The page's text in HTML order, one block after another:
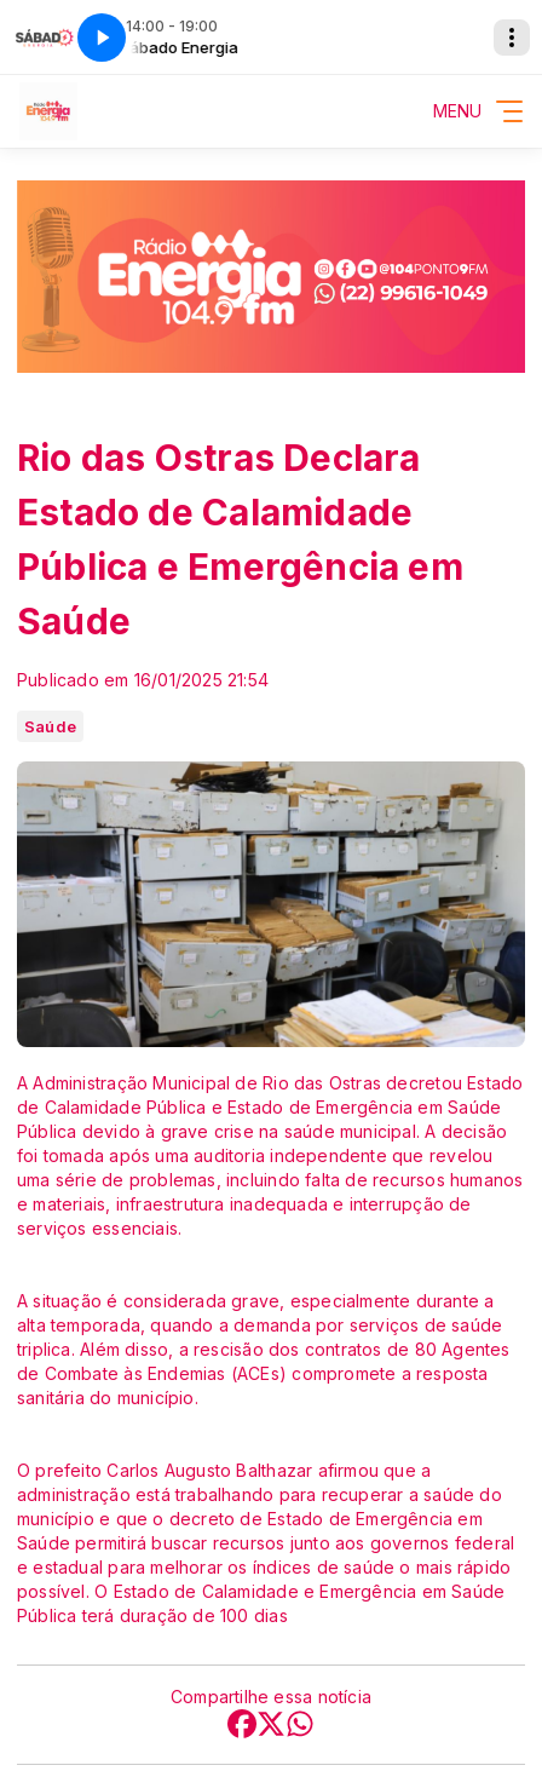
14:00 - 19:00
Sábado Energia
MENU
Rio das Ostras Declara
Estado de Calamidade
Pública e Emergência em
Saúde
Publicado em 16/01/2025 21:54
Saúde
A Administração Municipal de Rio das Ostras decretou Estado
de Calamidade Pública e Estado de Emergência em Saúde
Pública devido à grave crise na saúde municipal. A decisão
foi tomada após uma auditoria independente que revelou
uma série de problemas, incluindo falta de recursos humanos
e materiais, infraestrutura inadequada e interrupção de
serviços essenciais.
A situação é considerada grave, especialmente durante a
alta temporada, quando a demanda por serviços de saúde
triplica. Além disso, a rescisão dos contratos de 80 Agentes
de Combate às Endemias (ACEs) compromete a resposta
sanitária do município.
O prefeito Carlos Augusto Balthazar afirmou que a
administração está trabalhando para recuperar a saúde do
município e que o decreto de Estado de Emergência em
Saúde permitirá buscar recursos junto aos governos federal
e estadual para melhorar os índices de saúde o mais rápido
possível. O Estado de Calamidade e Emergência em Saúde
Pública terá duração de 100 dias
Compartilhe essa notícia